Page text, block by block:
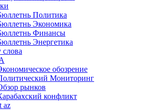
Политика
Экономика
Финансы
Энергетика
обозрение
Мониторинг
рынков
конфликт
az